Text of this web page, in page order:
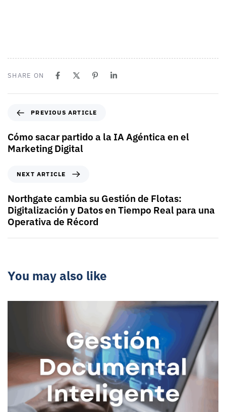
SHARE ON
PREVIOUS ARTICLE
Cómo sacar partido a la IA Agéntica en el
Marketing Digital
NEXT ARTICLE
Northgate cambia su Gestión de Flotas:
Digitalización y Datos en Tiempo Real para una
Operativa de Récord
You may also like